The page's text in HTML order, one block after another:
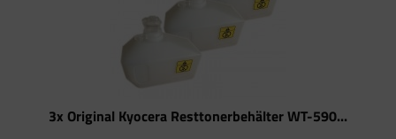
3x Original Kyocera Resttonerbehälter WT-590...